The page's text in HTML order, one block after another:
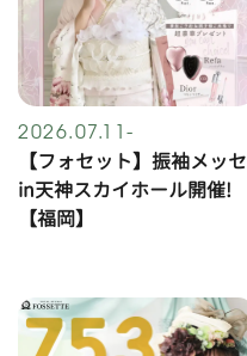
2026.07.11-
【フォセット】振袖メッセ
in天神スカイホール開催!
【福岡】